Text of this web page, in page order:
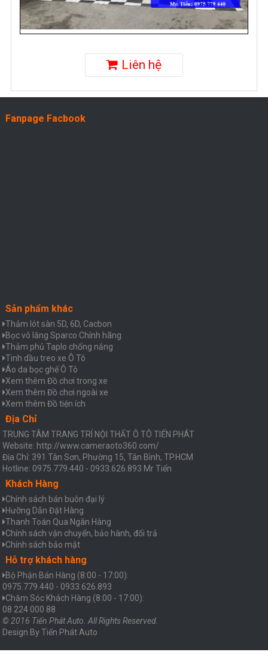
Liên hệ
Fanpage Facbook
Sản phẩm khác
Thảm lót sàn 5D, 6D, Cacbon
Bọc vô lăng Sparco Chính hãng
Thảm phủ Taplo chống nắng
Tinh dầu treo xe Ô Tô
Áo da bọc ghế Ô Tô
Xem thêm Đồ chơi trong xe
Xem thêm Đồ chơi ngoài xe
Xem thêm Đồ tiện ích
Địa Chỉ
TRUNG TÂM TRANG TRÍ NỘI THẤT Ô TÔ TIẾN PHÁT
Website: http://www.cameraoto360.com/
Địa Chỉ: 391 Tân Sơn, Phường 15, Tân Bình, TP.HCM
Hotline: 0975.779.440 - 0933.626.893 Mr Tiến
Khách Hàng
Chính sách bán buôn đại lý
Hưỡng Dẫn Đặt Hàng
Thanh Toán Qua Ngân Hàng
Chính sách vận chuyển, bảo hành, đổi trả
Chính sách bảo mật
Hỗ trợ khách hàng
Bộ Phận Bán Hàng (8:00 - 17:00):
0975.779.440 - 0933.626.893
Chăm Sóc Khách Hàng (8:00 - 17:00):
08 224 000 88
© 2016 Tiến Phát Auto. All Rights Reserved.
Design ByTiến Phát Auto